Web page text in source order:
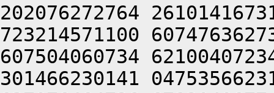
202076272764
723214571100
607504060734
301466230141